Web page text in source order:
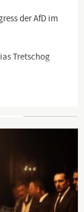
der AfD im
Tretschog